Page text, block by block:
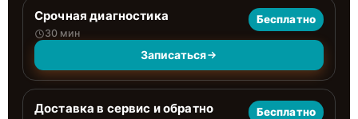
Срочная диагностика
30 мин
Бесплатно
Записаться
Доставка в сервис и обратно Бесплатно